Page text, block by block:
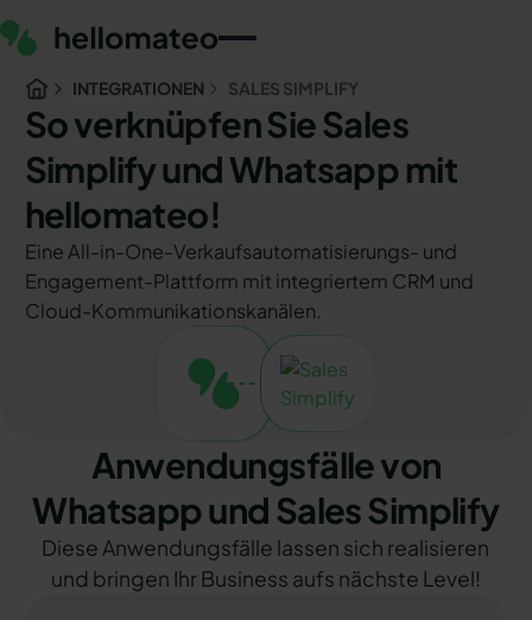
INTEGRATIONEN SALES SIMPLIFY
So verknüpfen Sie Sales
Simplify und Whatsapp mit
hellomateo!
Eine All-in-One-Verkaufsautomatisierungs- und
Engagement-Plattform mit integriertem CRM und
Cloud-Kommunikationskanälen.
Anwendungsfälle von
Whatsapp und Sales Simplify
Diese Anwendungsfälle lassen sich realisieren
und bringen Ihr Business aufs nächste Level!